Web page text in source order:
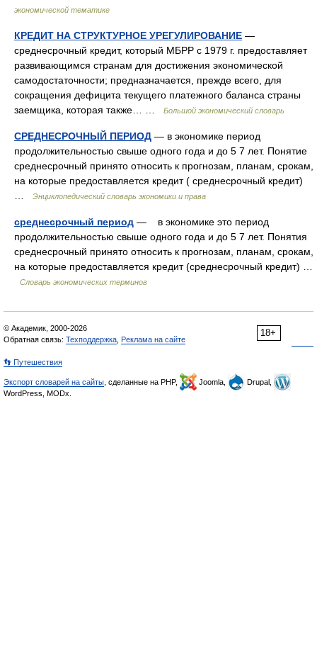
экономической тематике
КРЕДИТ НА СТРУКТУРНОЕ УРЕГУЛИРОВАНИЕ —
среднесрочный кредит, который МБРР с 1979 г. предоставляет
развивающимся странам для достижения экономической
самодостаточности; предназначается, прежде всего, для
сокращения дефицита текущего платежного баланса страны
заемщика, которая также… …
Большой экономический словарь
СРЕДНЕСРОЧНЫЙ ПЕРИОД — в экономике период
продолжительностью свыше одного года и до 5 7 лет. Понятие
среднесрочный принято относить к прогнозам, планам, срокам,
на которые предоставляется кредит ( среднесрочный кредит)
Энциклопедический словарь экономики и права
среднесрочный период — в экономике это период
продолжительностью свыше одного года и до 5 7 лет. Понятия
среднесрочный принято относить к прогнозам, планам, срокам,
на которые предоставляется кредит (среднесрочный кредит) …
Словарь экономических терминов
18+
© Академик, 2000-2026
Обратная связь: Техподдержка Реклама на сайте
👣 Путешествия
Экспорт словарей на сайты , сделанные на PHP, Joomla,
Drupal,
WordPress, MODx.